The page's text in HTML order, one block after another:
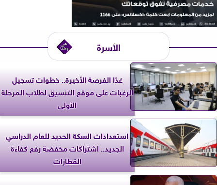
الأسرة
غدًا الفرصة الأخيرة.. خطوات تسجيل
الرغبات على موقع التنسيق لطلاب المرحلة
الأولى
استعدادات السكة الحديد للعام الدراسي
الجديد.. اشتراكات مخفضة رفع كفاءة
القطارات